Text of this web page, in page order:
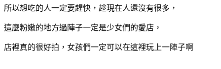
所以想吃的人一定要趕快，趁現在人還沒有很多，
這麼粉嫩的地方過陣子一定是少女們的愛店，
店裡真的很好拍，女孩們一定可以在這裡玩上一陣子啊